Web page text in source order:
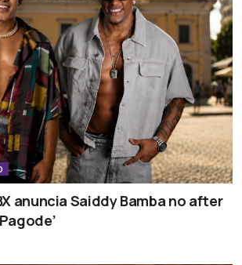
anuncia Saiddy Bamba no after